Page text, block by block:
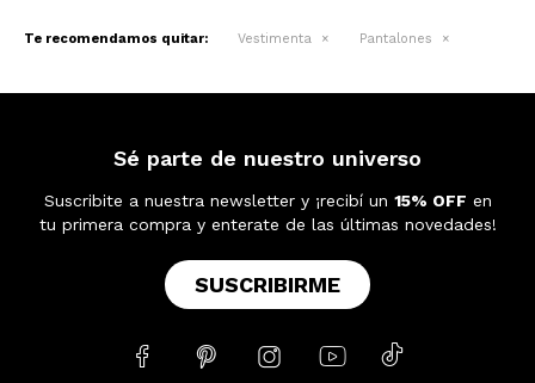
Te recomendamos quitar: Vestimenta Pantalones
Sé parte de nuestro universo
Suscribite a nuestra newsletter y ¡recibí un 15% OFF en
tu primera compra y enterate de las últimas novedades!
SUSCRIBIRME
    